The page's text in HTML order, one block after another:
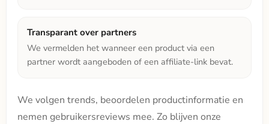
Transparant over partners
We vermelden het wanneer een product via een
partner wordt aangeboden of een affiliate-link bevat.
We volgen trends, beoordelen productinformatie en
nemen gebruikersreviews mee. Zo blijven onze